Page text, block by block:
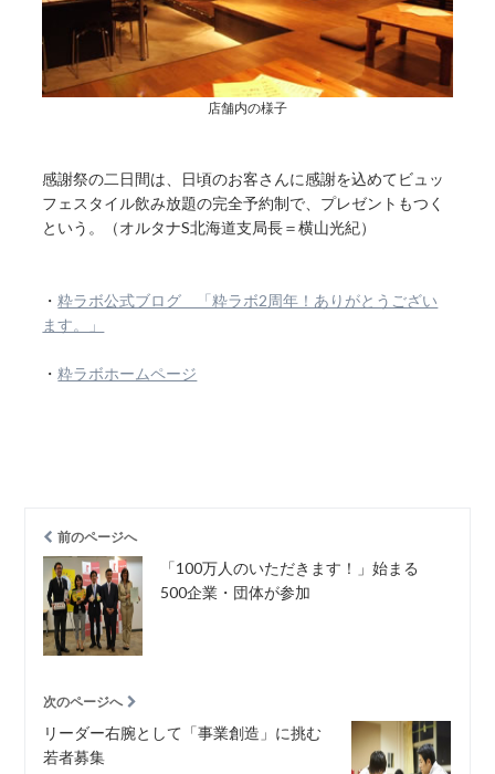
店舗内の様子
感謝祭の二日間は、日頃のお客さんに感謝を込めてビュッ
フェスタイル飲み放題の完全予約制で、プレゼントもつく
という。（オルタナS北海道支局長＝横山光紀）
・粋ラボ公式ブログ 「粋ラボ2周年！ありがとうござい
ます。」
・粋ラボホームページ
前のページへ
「100万人のいただきます！」始まる
500企業・団体が参加
次のページへ
リーダー右腕として「事業創造」に挑む
若者募集